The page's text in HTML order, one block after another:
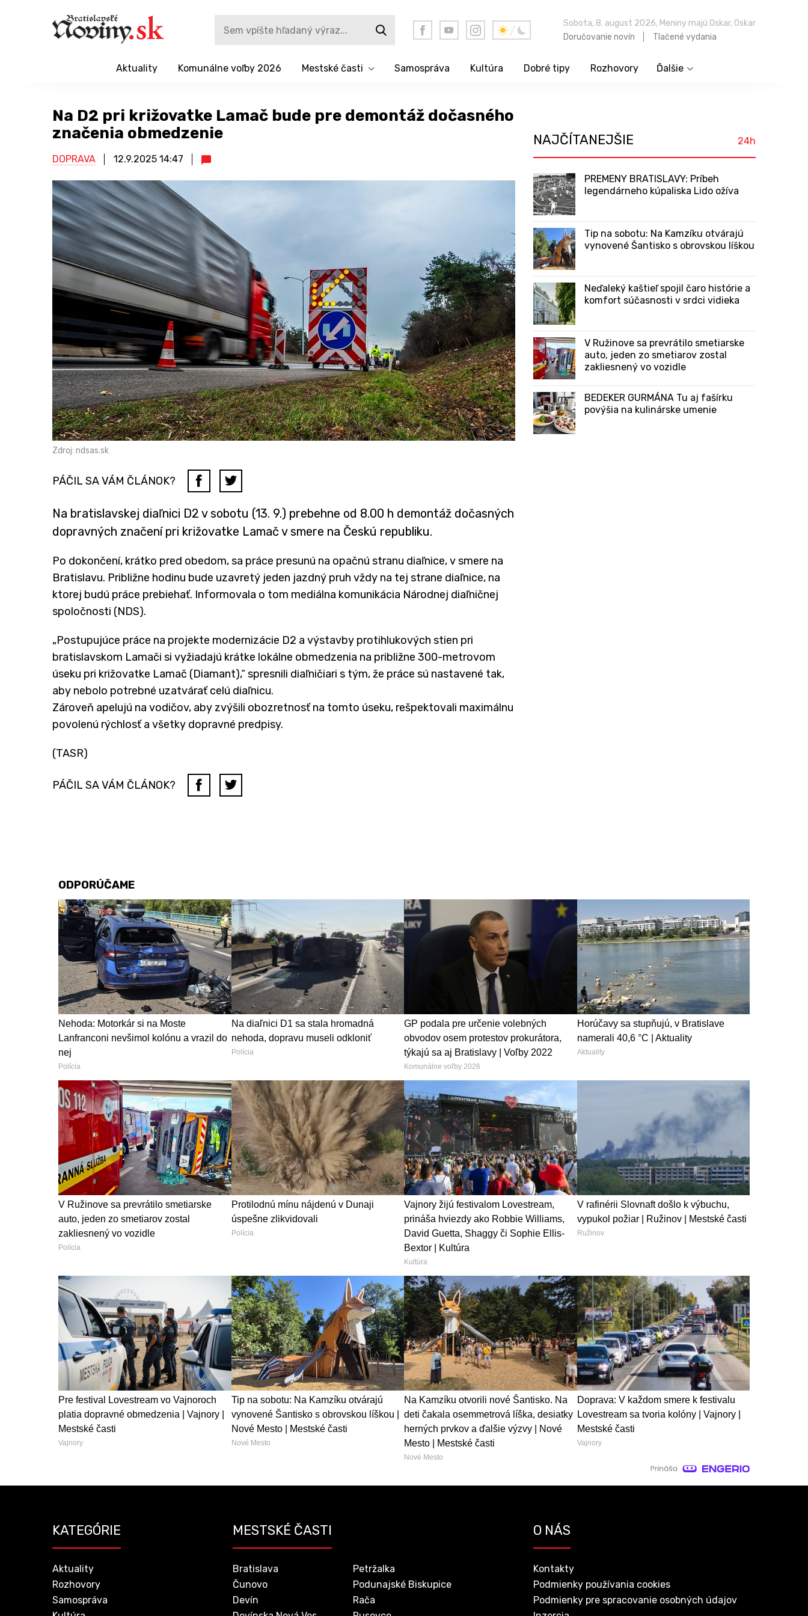
Sobota, 8. august 2026, Meniny majú Oskar, Oskar
Doručovanie novín
Tlačené vydania
Aktuality Komunálne voľby 2026 Mestské časti Samospráva Kultúra Dobré tipy Rozhovory Ďalšie
Na D2 pri križovatke Lamač bude pre demontáž dočasného
značenia obmedzenie
DOPRAVA 12.9.2025 14:47
Zdroj: ndsas.sk
PÁČIL SA VÁM ČLÁNOK?
Na bratislavskej diaľnici D2 v sobotu (13. 9.) prebehne od 8.00 h demontáž dočasných
dopravných značení pri križovatke Lamač v smere na Českú republiku.
Po dokončení, krátko pred obedom, sa práce presunú na opačnú stranu diaľnice, v smere na
Bratislavu. Približne hodinu bude uzavretý jeden jazdný pruh vždy na tej strane diaľnice, na
ktorej budú práce prebiehať. Informovala o tom mediálna komunikácia Národnej diaľničnej
spoločnosti (NDS).
„Postupujúce práce na projekte modernizácie D2 a výstavby protihlukových stien pri
bratislavskom Lamači si vyžiadajú krátke lokálne obmedzenia na približne 300-metrovom
úseku pri križovatke Lamač (Diamant),“ spresnili diaľničiari s tým, že práce sú nastavené tak,
aby nebolo potrebné uzatvárať celú diaľnicu.
Zároveň apelujú na vodičov, aby zvýšili obozretnosť na tomto úseku, rešpektovali maximálnu
povolenú rýchlosť a všetky dopravné predpisy.
(TASR)
PÁČIL SA VÁM ČLÁNOK?
NAJČÍTANEJŠIE 24h
PREMENY BRATISLAVY: Príbeh
legendárneho kúpaliska Lido ožíva
Tip na sobotu: Na Kamzíku otvárajú
vynovené Šantisko s obrovskou líškou
Neďaleký kaštieľ spojil čaro histórie a
komfort súčasnosti v srdci vidieka
V Ružinove sa prevrátilo smetiarske
auto, jeden zo smetiarov zostal
zakliesnený vo vozidle
BEDEKER GURMÁNA Tu aj fašírku
povýšia na kulinárske umenie
ODPORÚČAME
Nehoda: Motorkár si na Moste
Lanfranconi nevšimol kolónu a vrazil do
nej
Polícia
Na diaľnici D1 sa stala hromadná
nehoda, dopravu museli odkloniť
Polícia
GP podala pre určenie volebných
obvodov osem protestov prokurátora,
týkajú sa aj Bratislavy | Voľby 2022
Komunálne voľby 2026
Horúčavy sa stupňujú, v Bratislave
namerali 40,6 °C | Aktuality
Aktuality
V Ružinove sa prevrátilo smetiarske
auto, jeden zo smetiarov zostal
zakliesnený vo vozidle
Polícia
Protilodnú mínu nájdenú v Dunaji
úspešne zlikvidovali
Polícia
Vajnory žijú festivalom Lovestream,
prináša hviezdy ako Robbie Williams,
David Guetta, Shaggy či Sophie Ellis-
Bextor | Kultúra
Kultúra
V rafinérii Slovnaft došlo k výbuchu,
vypukol požiar | Ružinov | Mestské časti
Ružinov
Pre festival Lovestream vo Vajnoroch
platia dopravné obmedzenia | Vajnory |
Mestské časti
Vajnory
Tip na sobotu: Na Kamzíku otvárajú
vynovené Šantisko s obrovskou líškou |
Nové Mesto | Mestské časti
Nové Mesto
Na Kamzíku otvorili nové Šantisko. Na
deti čakala osemmetrová líška, desiatky
herných prvkov a ďalšie výzvy | Nové
Mesto | Mestské časti
Nové Mesto
Doprava: V každom smere k festivalu
Lovestream sa tvoria kolóny | Vajnory |
Mestské časti
Vajnory
KATEGÓRIE
Aktuality
Rozhovory
Samospráva
MESTSKÉ ČASTI
Bratislava
Čunovo
Devín
Petržalka
Podunajské Biskupice
Rača
O NÁS
Kontakty
Podmienky používania cookies
Podmienky pre spracovanie osobných údajov